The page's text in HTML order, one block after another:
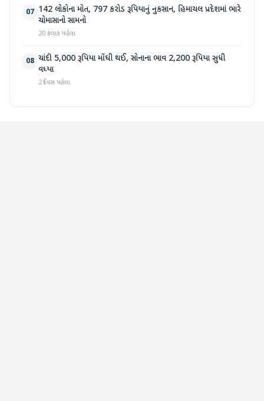
07 142 લોકોના મોત, 797 કરોડ રૂપિયાનું નુકસાન, હિમાચલ પ્રદેશમાં ભારે
ચોમાસાનો સામનો
20 કલાક પહેલા
08 ચાંદી 5,000 રૂપિયા મોંઘી થઈ, સોનાના ભાવ 2,200 રૂપિયા સુધી
વધ્યા
2 દિવસ પહેલા